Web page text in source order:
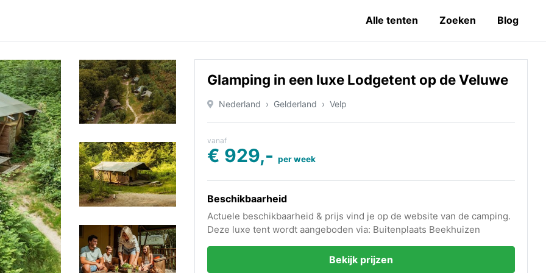
Alle tenten Zoeken Blog
Glamping in een luxe Lodgetent op de Veluwe
Nederland Gelderland Velp
vanaf
€ 929,- per week
Beschikbaarheid
Actuele beschikbaarheid & prijs vind je op de website van de camping.
Deze luxe tent wordt aangeboden via: Buitenplaats Beekhuizen
Bekijk prijzen